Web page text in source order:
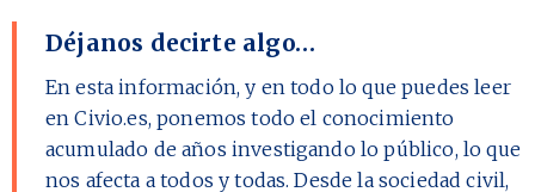
Déjanos decirte algo…
En esta información, y en todo lo que puedes leer
en Civio.es, ponemos todo el conocimiento
acumulado de años investigando lo público, lo que
nos afecta a todos y todas. Desde la sociedad civil,